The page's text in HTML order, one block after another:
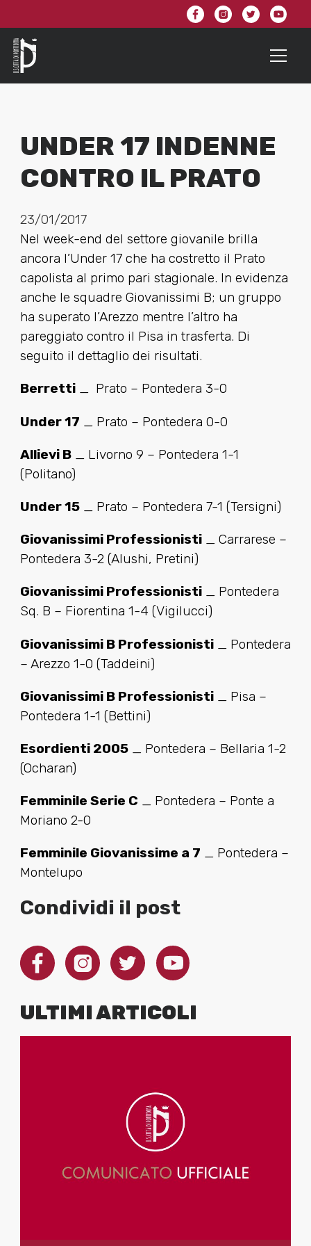
UNDER 17 INDENNE
CONTRO IL PRATO
23/01/2017
Nel week-end del settore giovanile brilla
ancora l’Under 17 che ha costretto il Prato
capolista al primo pari stagionale. In evidenza
anche le squadre Giovanissimi B; un gruppo
ha superato l’Arezzo mentre l’altro ha
pareggiato contro il Pisa in trasferta. Di
seguito il dettaglio dei risultati.
Berretti_ Prato – Pontedera 3-0
Under 17 _ Prato – Pontedera 0-0
Allievi B_ Livorno 9 – Pontedera 1-1
(Politano)
Under 15_ Prato – Pontedera 7-1 (Tersigni)
Giovanissimi Professionisti_ Carrarese –
Pontedera 3-2 (Alushi, Pretini)
Giovanissimi Professionisti_ Pontedera
Sq. B – Fiorentina 1-4 (Vigilucci)
Giovanissimi B Professionisti_ Pontedera
– Arezzo 1-0 (Taddeini)
Giovanissimi B Professionisti_ Pisa –
Pontedera 1-1 (Bettini)
Esordienti 2005_ Pontedera – Bellaria 1-2
(Ocharan)
Femminile Serie C _ Pontedera – Ponte a
Moriano 2-0
Femminile Giovanissime a 7 _ Pontedera –
Montelupo
Condividi il post
ULTIMI ARTICOLI